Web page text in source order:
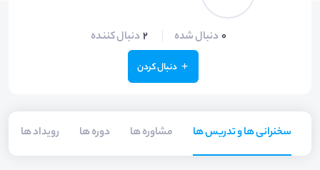
0 دنبال شده 2 دنبال کننده
دنبال کردن
سخنرانی ها و تدریس ها مشاوره ها دوره ها رویداد ها